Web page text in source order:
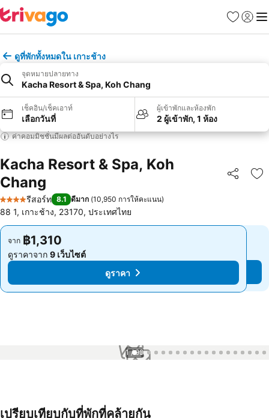
รายการโป
เข้าสู่ร
เมนู
ดูที่พักทั้งหมดใน เกาะช้าง
จุดหมายปลายทาง
Kacha Resort & Spa, Koh Chang
เช็คอิน/เช็คเอาท์
เลือกวันที่
ผู้เข้าพักและห้องพัก
2 ผู้เข้าพัก, 1 ห้อง
ค่าคอมมิชชั่นมีผลต่ออันดับอย่างไร
Kacha Resort & Spa, Koh
Chang
แชร์ เ
4 ดาว
รีสอร์ท 8.1 ดีมาก (10,950 การให้คะแนน)
88 1, เกาะช้าง, 23170, ประเทศไทย
จาก ฿1,310
ดูราคาจาก 9 เว็บไซต์
ดูราคา
จาก ฿1,310
ดูราคาจาก 9 เว็บไซต์
ดูราคา
1 / 99
เปรียบเทียบกับที่พักที่คล้ายกัน